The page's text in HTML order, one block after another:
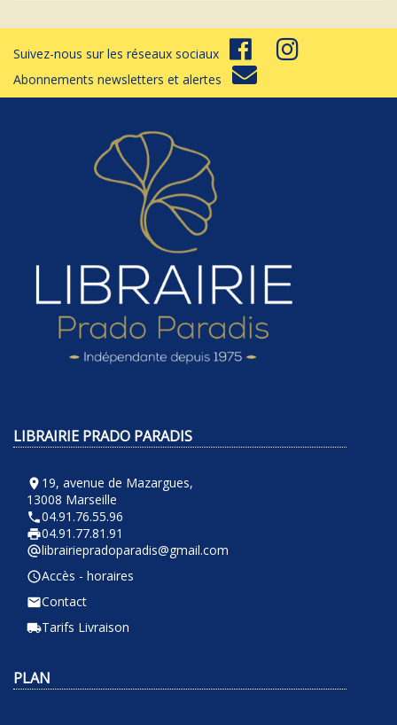
Suivez-nous sur les réseaux sociaux
Abonnements newsletters et alertes
LIBRAIRIE PRADO PARADIS
room 19, avenue de Mazargues,
13008 Marseille
phone04.91.76.55.96
local_printshop04.91.77.81.91
alternate_emaillibrairiepradoparadis@gmail.com
query_builderAccès - horaires
emailContact
local_shippingTarifs Livraison
PLAN